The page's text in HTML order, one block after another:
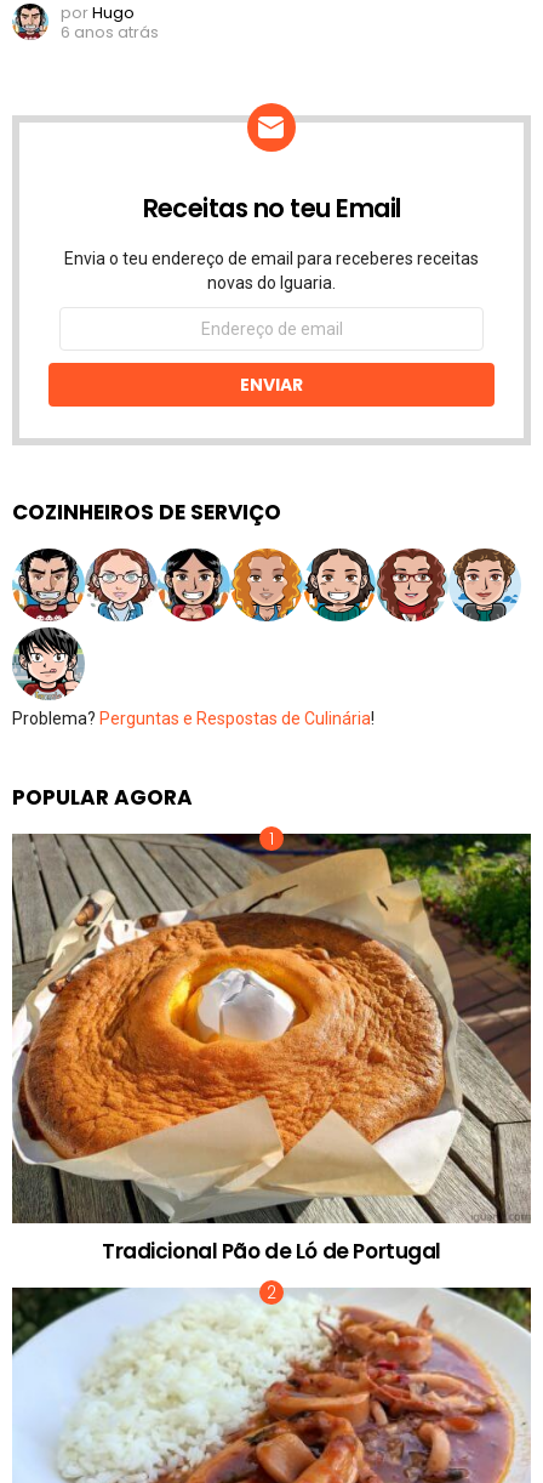
porHugo
6 anos atrás
Receitas no teu Email
Envia o teu endereço de email para receberes receitas
novas do Iguaria.
Endereço
email
ENVIAR
COZINHEIROS DE SERVIÇO
Problema? Perguntas e Respostas de Culinária!
POPULAR AGORA
Tradicional Pão de Ló de Portugal